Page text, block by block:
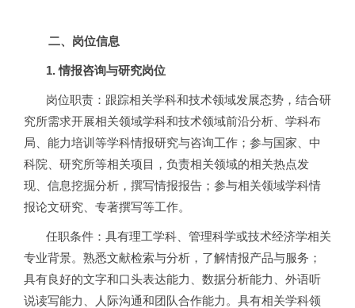
二、岗位信息
1. 情报咨询与研究岗位
岗位职责：跟踪相关学科和技术领域发展态势，结合研
究所需求开展相关领域学科和技术领域前沿分析、学科布
局、能力培训等学科情报研究与咨询工作；参与国家、中
科院、研究所等相关项目，负责相关领域的相关热点发
现、信息挖掘分析，撰写情报报告；参与相关领域学科情
报论文研究、专著撰写等工作。
任职条件：具有理工学科、管理科学或技术经济学相关
专业背景。熟悉文献检索与分析，了解情报产品与服务；
具有良好的文字和口头表达能力、数据分析能力、外语听
说读写能力、人际沟通和团队合作能力。具有相关学科领